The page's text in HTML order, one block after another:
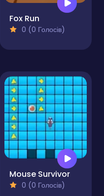
Fox Run
0 (0 Голосів)
Mouse Survivor
0 (0 Голосів)